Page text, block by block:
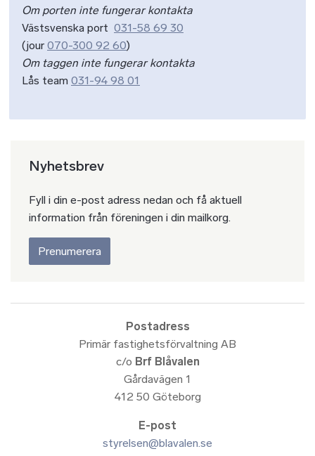
Om porten inte fungerar kontakta
Västsvenska port 031-58 69 30
(jour 070-300 92 60)
Om taggen inte fungerar kontakta
Lås team 031-94 98 01
Nyhetsbrev
Fyll i din e-post adress nedan och få aktuell
information från föreningen i din mailkorg.
Prenumerera
Postadress
Primär fastighetsförvaltning AB
c/o Brf Blåvalen
Gårdavägen 1
412 50 Göteborg
E-post
styrelsen@blavalen.se